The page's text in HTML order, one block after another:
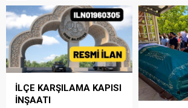
İLÇE KARŞILAMA KAPISI
İNŞAATI